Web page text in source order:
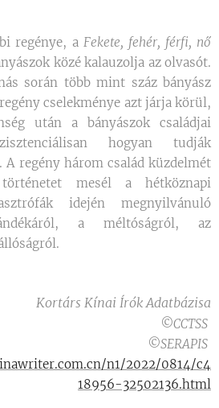
regénye, a Fekete, fehér, férfi, nő
közé kalauzolja az olvasót.
során több mint száz bányász
cselekménye azt járja körül,
után a bányászok családjai
hogyan tudják
regény három család küzdelmét
mesél a hétköznapi
idején megnyilvánuló
a méltóságról, az
Kortárs Kínai Írók Adatbázisa
©CCTSS
©SERAPIS
n1/2022/0814/c4
18956-32502136.html